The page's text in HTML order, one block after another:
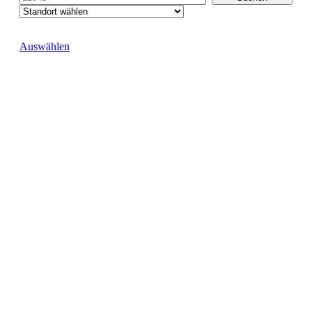
Auswählen